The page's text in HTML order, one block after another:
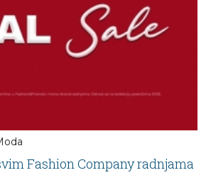
Fashion Company radnjama